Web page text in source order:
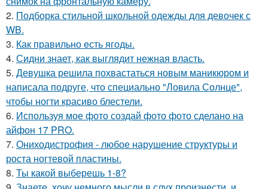
2. Подборка стильной школьной одежды для девочек с
WB.
3. Как правильно eсть ягоды.
4. Сидни знает, как выглядит нежная власть.
5. Девушка решила похвастаться новым маникюром и
написала подруге, что специально "Ловила Солнце",
чтобы ногти красиво блестели.
6. Используя мое фото создай фото фото сделано на
айфон 17 PRO.
7. Ониходистрофия - любое нарушение структуры и
роста ногтевой пластины.
8. Ты какой выберешь 1-8?